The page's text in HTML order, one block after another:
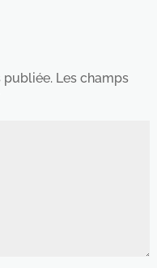
publiée. Les champs